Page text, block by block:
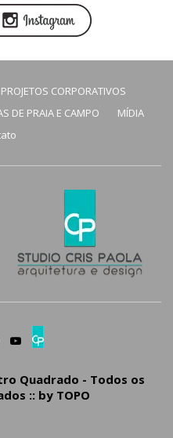
PROJETOS CORPORATIVOS
DE PRAIA E CAMPO
MÍDIA
Quadrado - Todos os
:: by TOPO